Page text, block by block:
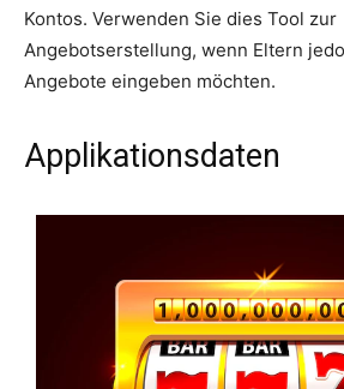
Kontos. Verwenden Sie dies Tool zur
Angebotserstellung, wenn Eltern
Angebote eingeben möchten.
Applikationsdaten